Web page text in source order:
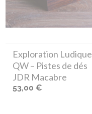
Exploration Ludique
QW – Pistes de dés
JDR Macabre
53,00 €